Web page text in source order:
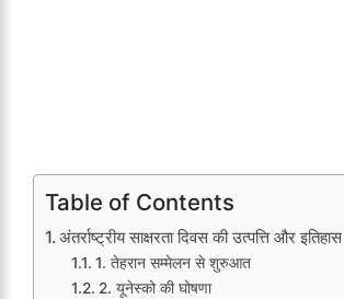
Table of Contents
अंतर्राष्ट्रीय साक्षरता दिवस की उत्पत्ति और इतिहास
1. तेहरान सम्मेलन से शुरुआत
2. यूनेस्को की घोषणा